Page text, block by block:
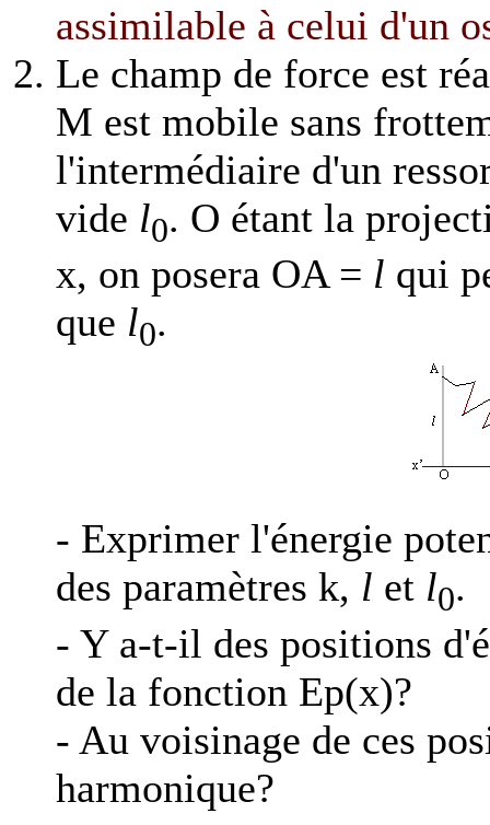
assimilable à celui d'un
Le champ de force est
M est mobile sans
l'intermédiaire d'un
vide l0. O étant la
x, on posera OA = l qui
que l0.
- Exprimer l'énergie
des paramètres k, l et l0.
- Y a-t-il des positions
de la fonction Ep(x)?
- Au voisinage de ces
harmonique?